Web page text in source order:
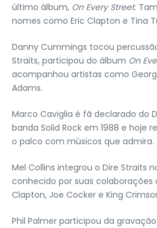
último álbum, On Every Street.
nomes como Eric Clapton e Tina
Danny Cummings tocou
Straits, participou do álbum On
acompanhou artistas como
Adams.
Marco Caviglia é fã declarado do
banda Solid Rock em 1988 e hoje
o palco com músicos que admira.
Mel Collins integrou o Dire Straits
conhecido por suas colaborações
Clapton, Joe Cocker e King
Phil Palmer participou da